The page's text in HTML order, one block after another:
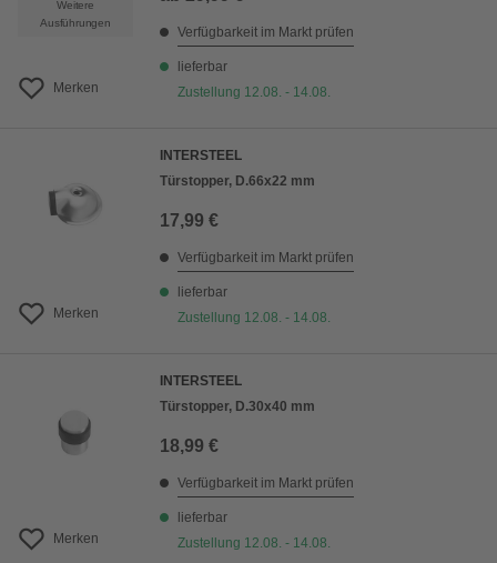
Weitere
Ausführungen
Merken
Verfügbarkeit im Markt prüfen
lieferbar
Zustellung 12.08. - 14.08.
Merken
INTERSTEEL
Türstopper, D.66x22 mm
17,99 €
Verfügbarkeit im Markt prüfen
lieferbar
Zustellung 12.08. - 14.08.
Merken
INTERSTEEL
Türstopper, D.30x40 mm
18,99 €
Verfügbarkeit im Markt prüfen
lieferbar
Zustellung 12.08. - 14.08.